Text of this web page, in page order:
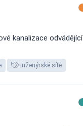
kanalizace odvádějící
inženýrské sítě